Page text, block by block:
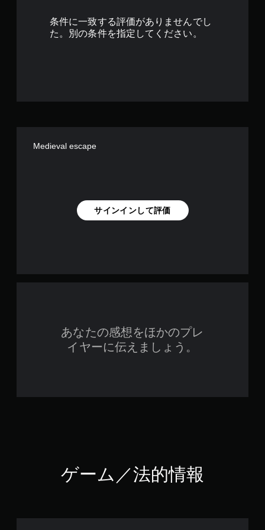
条件に一致する評価がありませんでし
た。別の条件を指定してください。
Medieval escape
サインインして評価
あなたの感想をほかのプレ
イヤーに伝えましょう。
ゲーム／法的情報